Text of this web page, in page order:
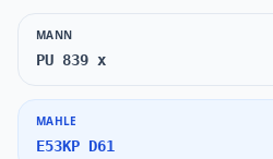
MANN
PU 839 x
MAHLE
E53KP D61